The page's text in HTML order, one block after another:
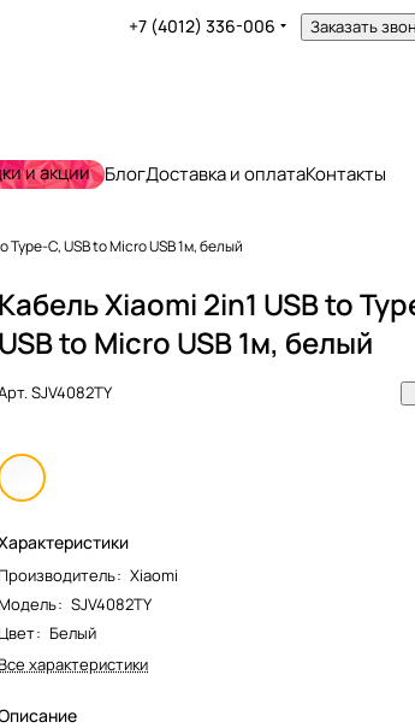
+7 (4012) 336-006 Заказать
и акции БлогДоставка и оплатаКонтакты
Type-C, USB to Micro USB 1м, белый
Кабель Xiaomi 2in1 USB to
USB to Micro USB 1м, белый
SJV4082TY
: Xiaomi
: SJV4082TY
: Белый
характеристики